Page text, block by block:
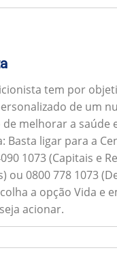
tem por
de um
melhorar a saúde
Basta ligar para a
1073 (Capitais e
ou 0800 778 1073
a opção Vida e
acionar.